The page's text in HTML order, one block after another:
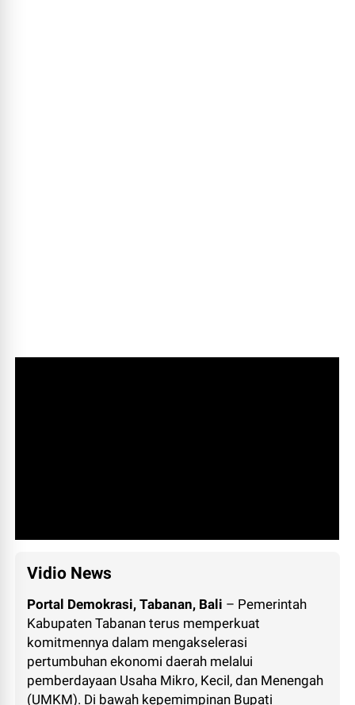
Vidio News
Portal Demokrasi, Tabanan, Bali – Pemerintah
Kabupaten Tabanan terus memperkuat
komitmennya dalam mengakselerasi
pertumbuhan ekonomi daerah melalui
pemberdayaan Usaha Mikro, Kecil, dan Menengah
(UMKM). Di bawah kepemimpinan Bupati